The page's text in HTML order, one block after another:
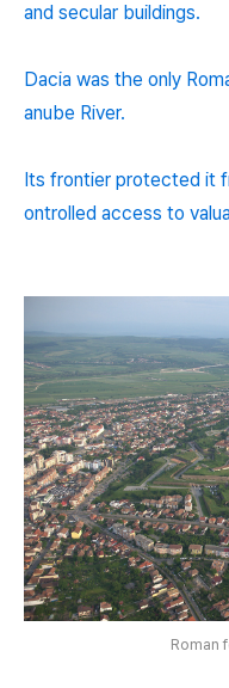
and secular buildings.
Dacia was the only
anube River.
Its frontier protected it
ontrolled access to
Roman